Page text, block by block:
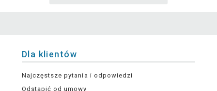
Dla klientów
Najczęstsze pytania i odpowiedzi
Odstąpić od umowy